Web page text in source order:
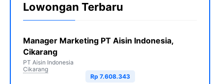
Lowongan Terbaru
Manager Marketing PT Aisin Indonesia,
Cikarang
PT Aisin Indonesia
Cikarang
Rp 7.608.343